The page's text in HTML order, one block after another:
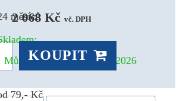
měsíců
Může být u Vás už 11.08.2026
79,- Kč
2 068 Kč vč. DPH
KOUPIT